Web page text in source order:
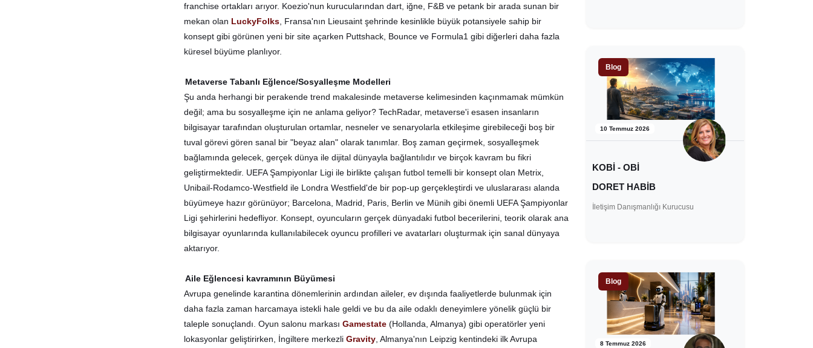
franchise ortakları arıyor. Koezio'nun kurucularından dart, iğne, F&B ve petank bir arada sunan bir
mekan olan LuckyFolks , Fransa'nın Lieusaint şehrinde kesinlikle büyük potansiyele sahip bir
konsept gibi görünen yeni bir site açarken Puttshack, Bounce ve Formula1 gibi diğerleri daha fazla
küresel büyüme planlıyor.
Metaverse Tabanlı Eğlence/Sosyalleşme Modelleri
Şu anda herhangi bir perakende trend makalesinde metaverse kelimesinden kaçınmamak mümkün
değil; ama bu sosyalleşme için ne anlama geliyor? TechRadar, metaverse'i esasen insanların
bilgisayar tarafından oluşturulan ortamlar, nesneler ve senaryolarla etkileşime girebileceği boş bir
tuval görevi gören sanal bir "beyaz alan" olarak tanımlar. Boş zaman geçirmek, sosyalleşmek
bağlamında gelecek, gerçek dünya ile dijital dünyayla bağlantılıdır ve birçok kavram bu fikri
geliştirmektedir. UEFA Şampiyonlar Ligi ile birlikte çalışan futbol temelli bir konsept olan Metrix,
Unibail-Rodamco-Westfield ile Londra Westfield'de bir pop-up gerçekleştirdi ve uluslararası alanda
büyümeye hazır görünüyor; Barcelona, ​​Madrid, Paris, Berlin ve Münih gibi önemli UEFA Şampiyonlar
Ligi şehirlerini hedefliyor. Konsept, oyuncuların gerçek dünyadaki futbol becerilerini, teorik olarak ana
bilgisayar oyunlarında kullanılabilecek oyuncu profilleri ve avatarları oluşturmak için sanal dünyaya
aktarıyor.
Aile Eğlencesi kavramının Büyümesi
Avrupa genelinde karantina dönemlerinin ardından aileler, ev dışında faaliyetlerde bulunmak için
daha fazla zaman harcamaya istekli hale geldi ve bu da aile odaklı deneyimlere yönelik güçlü bir
taleple sonuçlandı. Oyun salonu markası Gamestate (Hollanda, Almanya) gibi operatörler yeni
lokasyonlar geliştirirken, İngiltere merkezli Gravity , Almanya'nın Leipzig kentindeki ilk Avrupa
Blog
10 Temmuz 2026
KOBİ - OBİ
DORET HABİB
İletişim Danışmanlığı Kurucusu
Blog
8 Temmuz 2026